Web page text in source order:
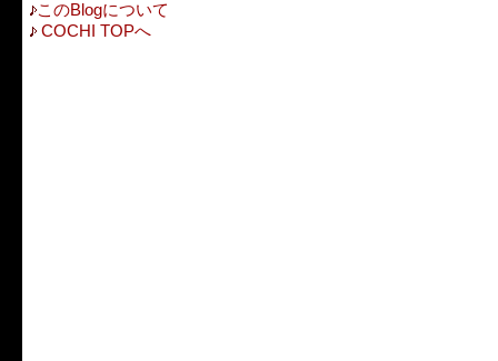
このBlogについて
COCHI TOPへ